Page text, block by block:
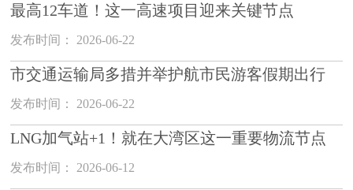
最高12车道！这一高速项目迎来关键节点
发布时间： 2026-06-22
市交通运输局多措并举护航市民游客假期出行
发布时间： 2026-06-22
LNG加气站+1！就在大湾区这一重要物流节点
发布时间： 2026-06-12